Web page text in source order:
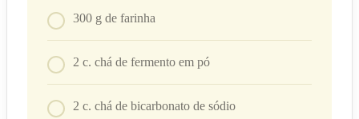
300 g de farinha
2 c. chá de fermento em pó
2 c. chá de bicarbonato de sódio